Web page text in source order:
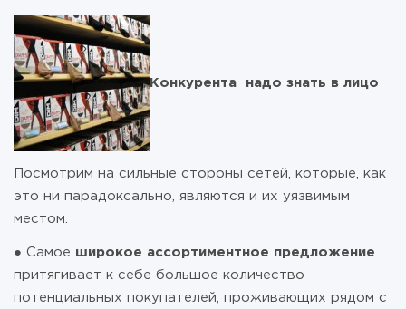
Конкурента надо знать в лицо
Посмотрим на сильные стороны сетей, которые, как
это ни парадоксально, являются и их уязвимым
местом.
● Самое широкое ассортиментное предложение
притягивает к себе большое количество
потенциальных покупателей, проживающих рядом с